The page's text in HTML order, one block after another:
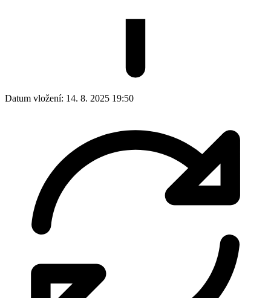
Datum vložení: 14. 8. 2025 19:50